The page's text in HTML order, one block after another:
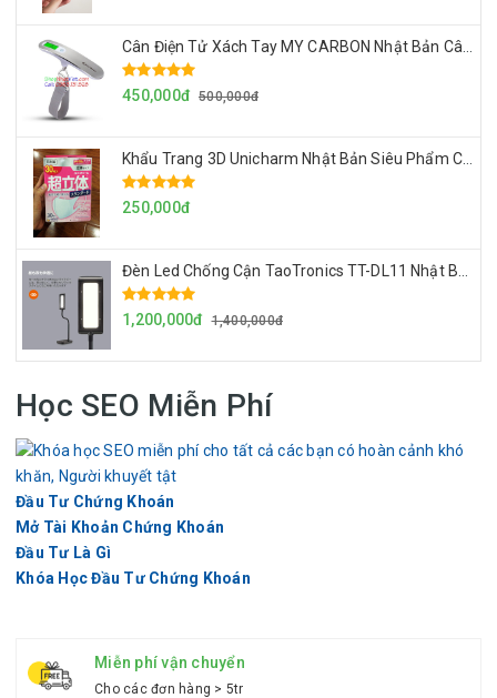
450,000đ 500,000đ
250,000đ
1,200,000đ 1,400,000đ
Học SEO Miễn Phí
Đầu Tư Chứng Khoán
Mở Tài Khoản Chứng Khoán
Đầu Tư Là Gì
Khóa Học Đầu Tư Chứng Khoán
Miễn phí vận chuyển
Cho các đơn hàng > 5tr